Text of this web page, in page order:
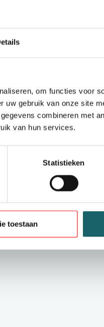
om functies voor
uw gebruik van onze site
combineren met
van hun services.
Statistieken
toestaan
maten.
toch zonde zijn dat
bijbestellen , bedenk
bijvoorbeeld de
eerst
of borduren van
Bespreek dan goed
kunt verwachten.